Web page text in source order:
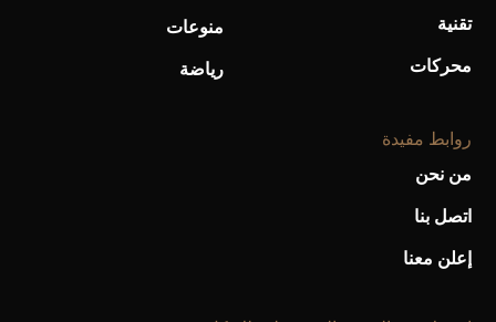
تقنية
محركات
منوعات
رياضة
روابط مفيدة
من نحن
اتصل بنا
إعلن معنا